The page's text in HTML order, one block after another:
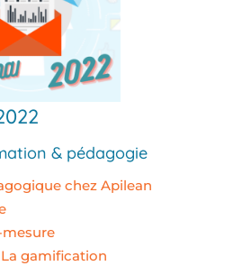
& pédagogie
chez Apilean
gamification